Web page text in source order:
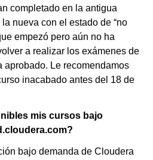
completado en la antigua
nueva con el estado de “no
empezó pero aún no ha
a realizar los exámenes de
aprobado. Le recomendamos
inacabado antes del 18 de
mis cursos bajo
bajo demanda de Cloudera